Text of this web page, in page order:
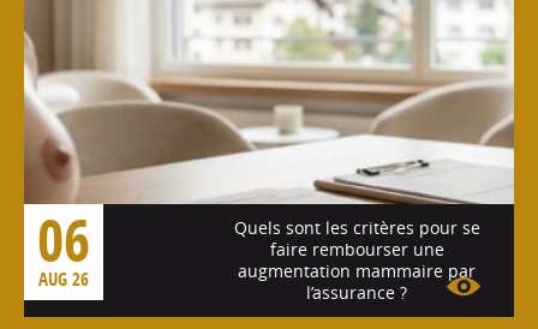
06
AUG 26
Quels sont les critères pour se
faire rembourser une
augmentation mammaire par
l’assurance ?